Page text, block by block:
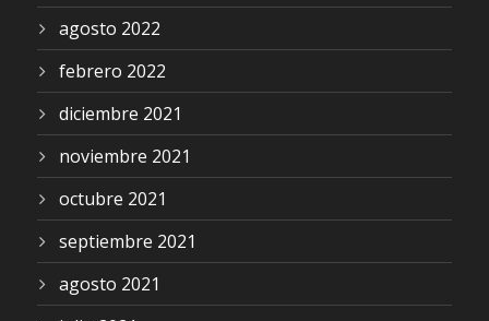
agosto 2022
febrero 2022
diciembre 2021
noviembre 2021
octubre 2021
septiembre 2021
agosto 2021